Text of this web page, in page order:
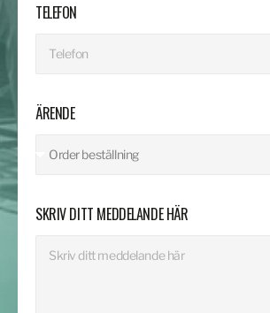
TELEFON
ÄRENDE
SKRIV DITT MEDDELANDE HÄR